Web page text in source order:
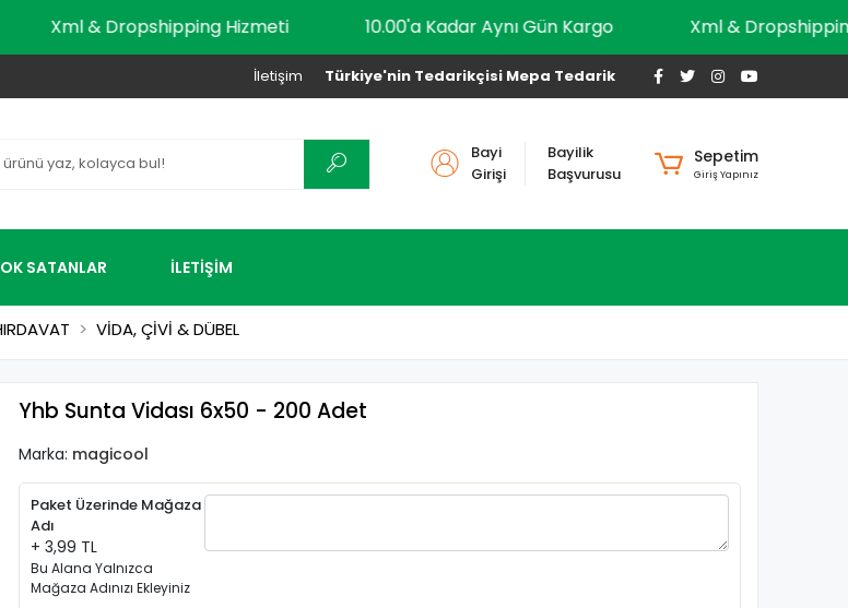
Xml & Dropshipping Hizmeti 10.00'a Kadar Aynı Gün Kargo Xml &
Türkiye'nin Tedarikçisi Mepa Tedarik
İletişim
Bayi
Girişi
Bayilik
Başvurusu
Sepetim
Giriş Yapınız
SATANLAR İLETİŞİM
VİDA, ÇİVİ & DÜBEL
Yhb Sunta Vidası 6x50 - 200 Adet
Marka: magicool
Paket Üzerinde Mağaza
Adı
+ 3,99 TL
Bu Alana Yalnızca
Mağaza Adınızı Ekleyiniz